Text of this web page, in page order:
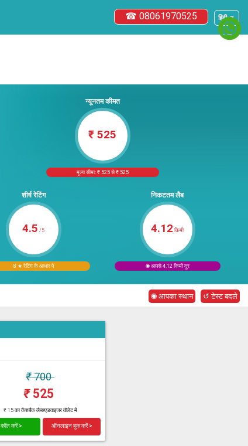
हिंदी ▼
☎ 08061970525
न्यूनतम कीमत
₹ 525
मूल्य सीमा: ₹ 525 से ₹ 525
शीर्ष रेटिंग
4.5 /5
8 ★ रेटिंग के आधार पे
निकटतम लैब
4.12 किमी
◉ आपसे 4.12 किमी दूर
◉ आपका स्थान ↺ टेस्ट बदले
₹700
₹525
₹ 15 का कैशबैक लैब्सएडवाइजर वॉलेट में
कॉल करें > ऑनलाइन बुक करें >